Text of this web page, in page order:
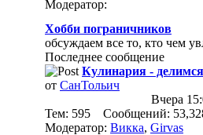
Модератор:
Хобби пограничников
обсуждаем все то, кто чем
Последнее сообщение
Кулинария -
от СанТольич
Вчера
Тем: 595 Сообщений:
Модератор: Викка, Girvas